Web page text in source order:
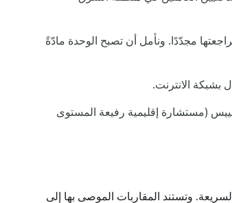
لمراجعتها مجدّدًا. ونأمل أن تصبح الوحدة مادّةً
بشبكة الانترنت.
(مستشارة إقليمية رفيعة المستوى
وتستند المقاربات الموصى بها إلى